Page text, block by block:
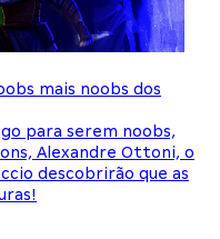
mais noobs dos
para serem noobs,
Alexandre Ottoni, o
descobrirão que as